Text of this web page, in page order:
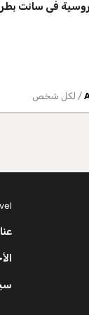
في سانت
/ لكل شخص
عنا